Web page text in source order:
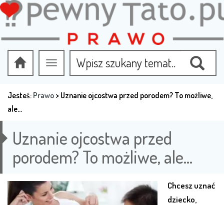
Przełącz
nawigację
Jesteś: Prawo > Uznanie ojcostwa przed porodem? To możliwe,
ale…
Uznanie ojcostwa przed
porodem? To możliwe, ale…
Chcesz uznać
dziecko,